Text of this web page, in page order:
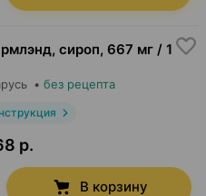
сироп, 667 мг / 1
• без рецепта
р.
В корзину